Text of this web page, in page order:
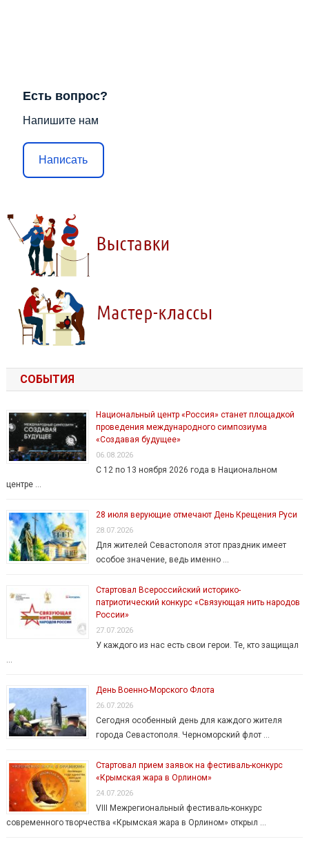
Есть вопрос?
Напишите нам
Написать
СОБЫТИЯ
Национальный центр «Россия» станет площадкой
проведения международного симпозиума
«Создавая будущее»
06.08.2026
С 12 по 13 ноября 2026 года в Национальном
центре …
28 июля верующие отмечают День Крещения Руси
28.07.2026
Для жителей Севастополя этот праздник имеет
особое значение, ведь именно …
Стартовал Всероссийский историко-
патриотический конкурс «Связующая нить народов
России»
27.07.2026
У каждого из нас есть свои герои. Те, кто защищал
День Военно-Морского Флота
26.07.2026
Сегодня особенный день для каждого жителя
города Севастополя. Черноморский флот …
Стартовал прием заявок на фестиваль-конкурс
«Крымская жара в Орлином»
24.07.2026
VIII Межрегиональный фестиваль-конкурс
современного творчества «Крымская жара в Орлином» открыл …